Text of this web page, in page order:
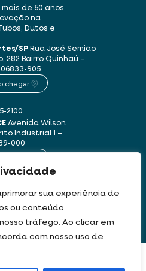
sua experiência de
ou conteúdo
tráfego. Ao clicar em
com nosso uso de
de 50 anos
na
Dutos e
SPRua José Semião
282 Bairro Quinhaú –
905
chegar
2100
Avenida Wilson
Industrial 1 –
000
de acordo com os nossos Termos de Uso e